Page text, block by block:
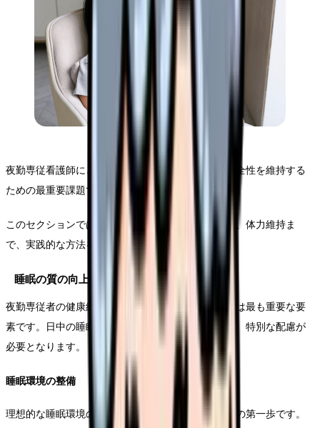
夜勤専従看護師にとって、体調管理は業務の質と安全性を維持する
ための最重要課題です。
このセクションでは、睡眠の質の向上から栄養管理、体力維持ま
で、実践的な方法をご紹介します。
睡眠の質の向上
夜勤専従者の健康維持において、良質な睡眠の確保は最も重要な要
素です。日中の睡眠は夜間と異なる特徴があるため、特別な配慮が
必要となります。
睡眠環境の整備
理想的な睡眠環境の創出は、良質な睡眠を得るための第一歩です。